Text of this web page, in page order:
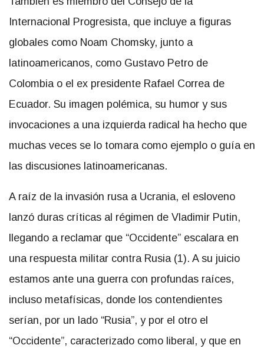
Internacional Progresista, que incluye a figuras
globales como Noam Chomsky, junto a
latinoamericanos, como Gustavo Petro de
Colombia o el ex presidente Rafael Correa de
Ecuador. Su imagen polémica, su humor y sus
invocaciones a una izquierda radical ha hecho que
muchas veces se lo tomara como ejemplo o guía en
las discusiones latinoamericanas.
A raíz de la invasión rusa a Ucrania, el esloveno
lanzó duras críticas al régimen de Vladimir Putin,
llegando a reclamar que “Occidente” escalara en
una respuesta militar contra Rusia (1). A su juicio
estamos ante una guerra con profundas raíces,
incluso metafísicas, donde los contendientes
serían, por un lado “Rusia”, y por el otro el
“Occidente”, caracterizado como liberal, y que en